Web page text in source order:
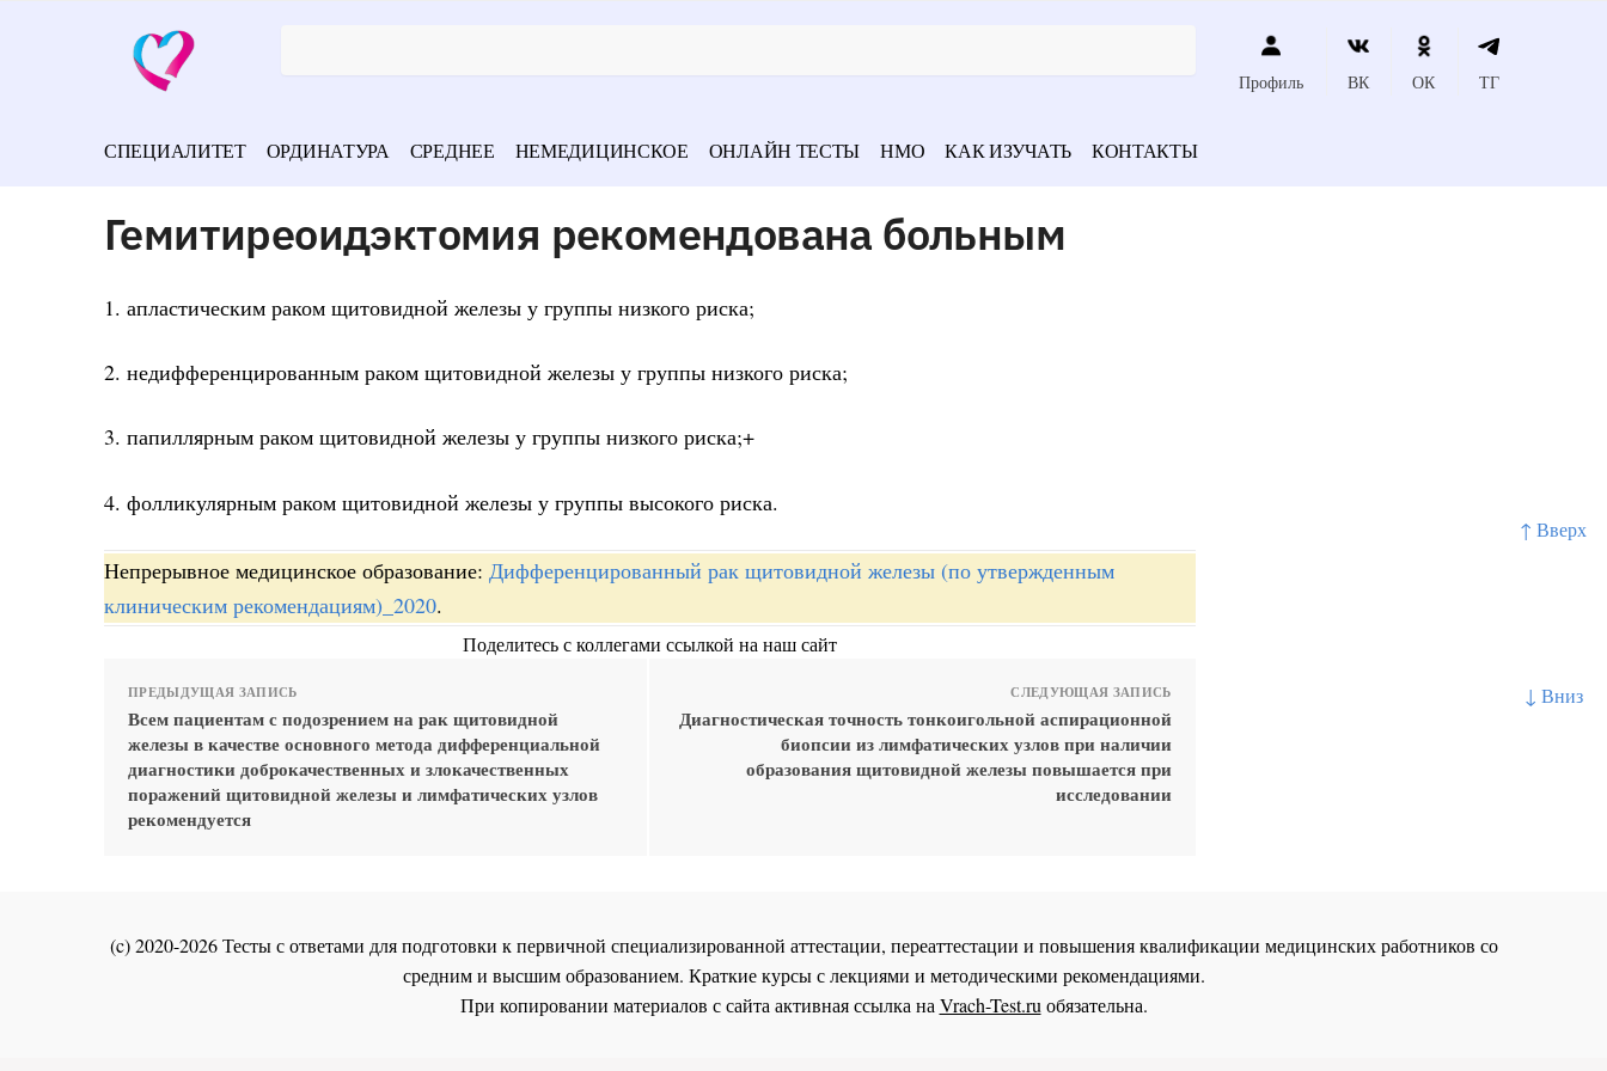
↑ Вверх
↓ Вниз
Профиль ВК ОК ТГ
СПЕЦИАЛИТЕТ ОРДИНАТУРА СРЕДНЕЕ НЕМЕДИЦИНСКОЕ ОНЛАЙН ТЕСТЫ НМО КАК ИЗУЧАТЬ КОНТАКТЫ
Гемитиреоидэктомия рекомендована больным
1. апластическим раком щитовидной железы у группы низкого риска;
2. недифференцированным раком щитовидной железы у группы низкого риска;
3. папиллярным раком щитовидной железы у группы низкого риска;+
4. фолликулярным раком щитовидной железы у группы высокого риска.
Непрерывное медицинское образование: Дифференцированный рак щитовидной железы (по утвержденным
клиническим рекомендациям)_2020.
Поделитесь с коллегами ссылкой на наш сайт
ПРЕДЫДУЩАЯ ЗАПИСЬ
Всем пациентам с подозрением на рак щитовидной
железы в качестве основного метода дифференциальной
диагностики доброкачественных и злокачественных
поражений щитовидной железы и лимфатических узлов
рекомендуется
СЛЕДУЮЩАЯ ЗАПИСЬ
Диагностическая точность тонкоигольной аспирационной
биопсии из лимфатических узлов при наличии
образования щитовидной железы повышается при
исследовании
(c) 2020-2026 Тесты с ответами для подготовки к первичной специализированной аттестации, переаттестации и повышения квалификации медицинских работников со
средним и высшим образованием. Краткие курсы с лекциями и методическими рекомендациями.
При копировании материалов с сайта активная ссылка наVrach-Test.ruобязательна.